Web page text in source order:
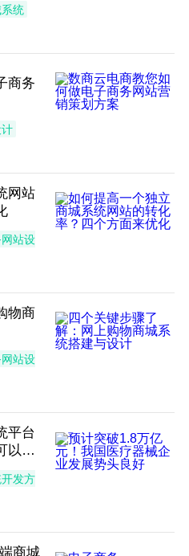
统
商务
网站
站设
物商
站设
平台
以办
发方
商城